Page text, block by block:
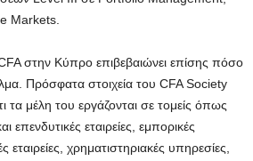
Markets.
στην Κύπρο επιβεβαιώνει επίσης πόσο
Πρόσφατα στοιχεία του CFA Society
τα μέλη του εργάζονται σε τομείς όπως
επενδυτικές εταιρείες, εμπορικές
εταιρείες, χρηματιστηριακές υπηρεσίες,